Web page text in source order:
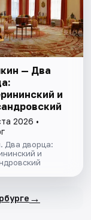
— Два
и
2026 •
Два дворца:
и
→